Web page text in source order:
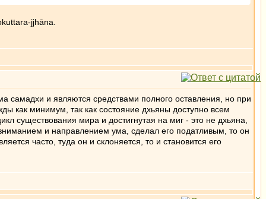
jjhāna.
и являются средствами полного оставления, но при
как минимум, так как состояние дхьяны доступно всем
существования мира и достигнутая на миг - это не дхьяна,
и направлением ума, сделал его податливым, то он
часто, туда он и склоняется, то и становится его